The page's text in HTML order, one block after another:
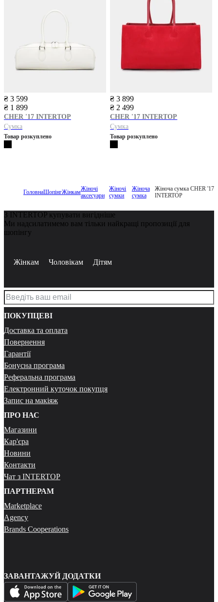
₴ 3 599
₴ 1 899
CHER '17 INTERTOP
Сумка
Товар розкуплено
₴ 3 899
₴ 2 499
CHER '17 INTERTOP
Сумка
Товар розкуплено
ГоловнаШопінгЖінкамЖіночі
аксесуари
Жіночі
сумки
Жіноча
сумка
Жіноча сумка CHER '17
INTERTOP
З INTERTOP купувати вигідніше
Ми надсилатимемо вам тільки найкращі пропозиції для
шопінгу
Жінкам Чоловікам Дітям
ПОКУПЦЕВІ
Доставка та оплата
Повернення
Гарантії
Бонусна програма
Реферальна програма
Електронний куточок покупця
Запис на макіяж
ПРО НАС
Магазини
Кар'єра
Новини
Контакти
Чат з INTERTOP
ПАРТНЕРАМ
Marketplace
Agency
Brands Cooperations
ЗАВАНТАЖУЙ ДОДАТКИ